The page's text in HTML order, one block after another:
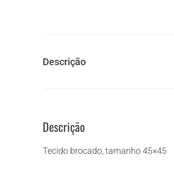
Descrição
Descrição
Tecido brocado, tamanho 45×45